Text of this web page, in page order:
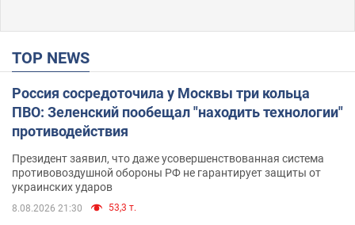
TOP NEWS
Россия сосредоточила у Москвы три кольца
ПВО: Зеленский пообещал "находить технологии"
противодействия
Президент заявил, что даже усовершенствованная система
противовоздушной обороны РФ не гарантирует защиты от
украинских ударов
8.08.2026 21:30 53,3 т.